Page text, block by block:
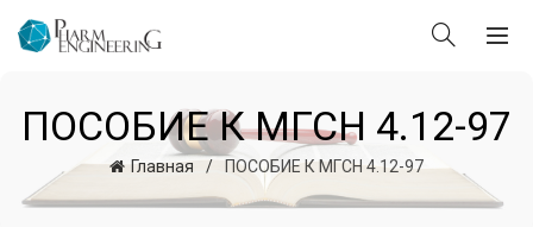
ПОСОБИЕ К МГСН 4.12-97
Главная ПОСОБИЕ К МГСН 4.12-97